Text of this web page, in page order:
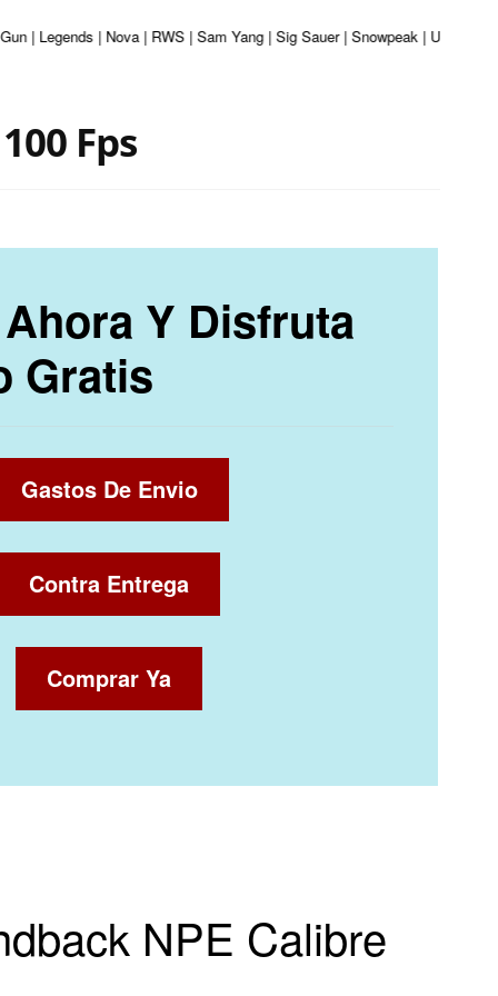
| Nova | RWS | Sam Yang | Sig Sauer | Snowpeak | Umarex |
Fps
Y Disfruta
Gratis
Gastos De Envio
Contra Entrega
Comprar Ya
NPE Calibre